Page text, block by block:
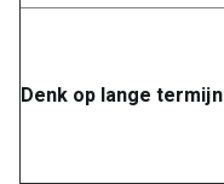
Denk op lange termijn